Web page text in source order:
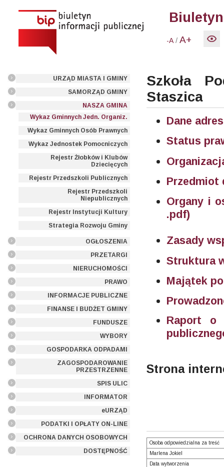
-A /A+
URZĄD MIASTA I GMINY
SAMORZĄD GMINY
NASZA GMINA
Wykaz Gminnych Jedn. Organiz.
Wykaz Gminnych Osób Prawnych
Wykaz Jednostek Pomocniczych
Rejestr Żłobków i Klubów
Dziecięcych
Rejestr Przedszkoli Publicznych
Rejestr Przedszkoli
Niepublicznych
Rejestr Instytucji Kultury
Strategia Rozwoju Gminy
OGŁOSZENIA
PRZETARGI
NIERUCHOMOŚCI
PRAWO
INFORMACJE PUBLICZNE
FINANSE I BUDŻET GMINY
FUNDUSZE
WYBORY
GOSPODARKA ODPADAMI
ZAGOSPODAROWANIE
PRZESTRZENNE
SPIS ULIC
INFORMATOR
eURZĄD
PODATKI I OPŁATY ON-LINE
OCHRONA DANYCH OSOBOWYCH
DOSTĘPNOŚĆ
Szkoła
Staszica
Dane
Status
Przedmiot
Organy i
.pdf)
Zasady
Struktura
Majątek
Raport o
Strona
Osoba odpowiedzialna za treść
Marlena Jokiel
Data wytworzenia